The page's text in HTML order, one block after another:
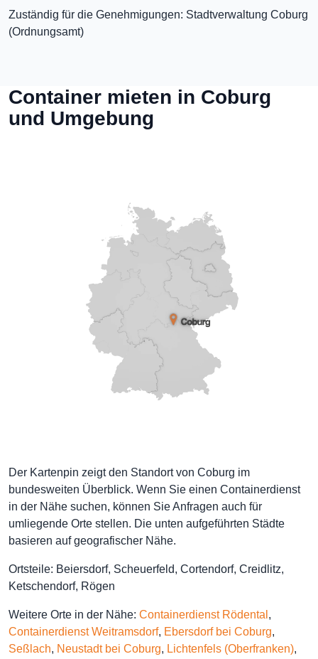
Zuständig für die Genehmigungen: Stadtverwaltung Coburg
(Ordnungsamt)
Container mieten in Coburg
und Umgebung
Der Kartenpin zeigt den Standort von Coburg im
bundesweiten Überblick. Wenn Sie einen Containerdienst
in der Nähe suchen, können Sie Anfragen auch für
umliegende Orte stellen. Die unten aufgeführten Städte
basieren auf geografischer Nähe.
Ortsteile: Beiersdorf, Scheuerfeld, Cortendorf, Creidlitz,
Ketschendorf, Rögen
Weitere Orte in der Nähe: Containerdienst Rödental ,
Containerdienst Weitramsdorf, Ebersdorf bei Coburg,
Seßlach, Neustadt bei Coburg, Lichtenfels (Oberfranken),